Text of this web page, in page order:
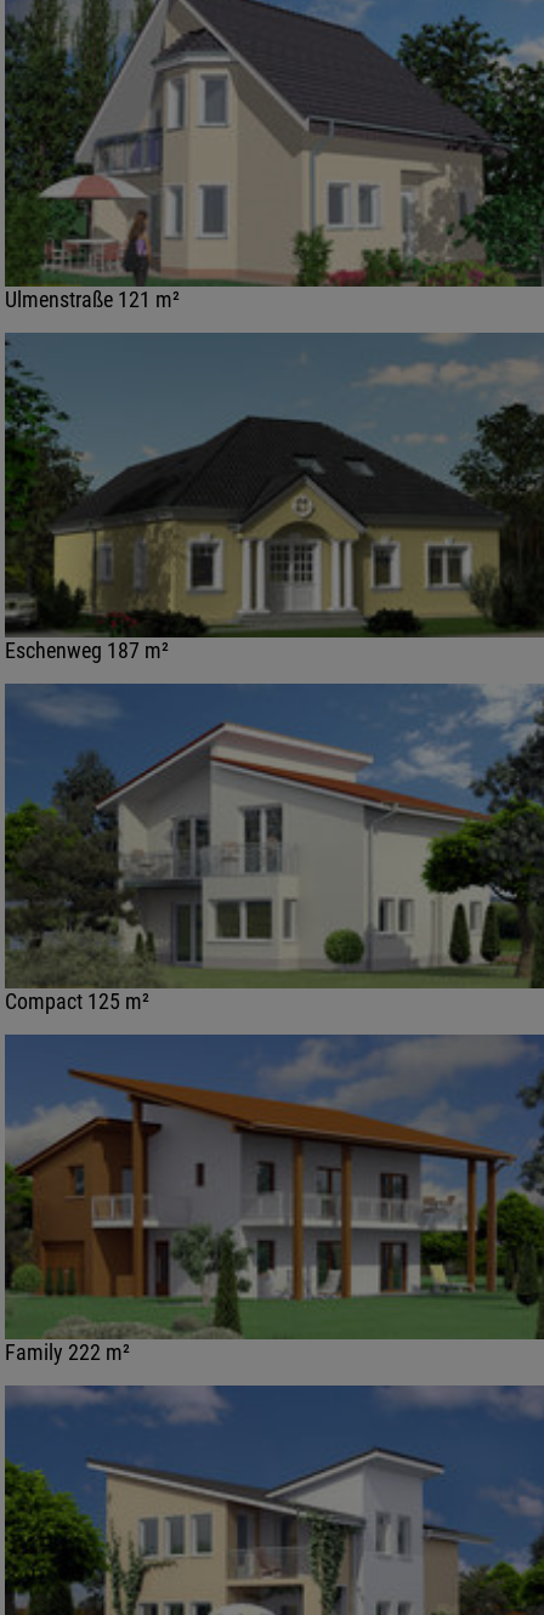
Ulmenstraße 121 m²
Eschenweg 187 m²
Compact 125 m²
Family 222 m²